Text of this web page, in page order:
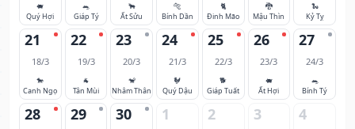
🐖
Quý Hợi
🐀
Giáp Tý
🐂
Ất Sửu
🐅
Bính Dần
🐈
Đinh Mão
🐉
Mậu Thìn
🐍
Kỷ Tỵ
21
18/3
🐎
Canh Ngọ
22
19/3
🐐
Tân Mùi
23
20/3
🐒
Nhâm Thân
24
21/3
🐓
Quý Dậu
25
22/3
🐕
Giáp Tuất
26
23/3
🐖
Ất Hợi
27
24/3
🐀
Bính Tý
28 29 30 1 2 3 4